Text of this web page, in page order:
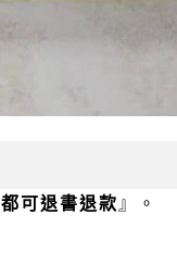
都可退書退款』。